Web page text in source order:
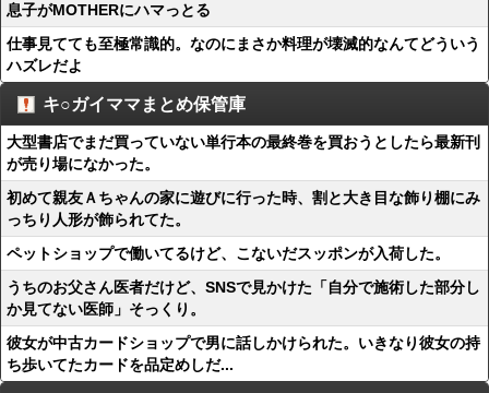
息子がMOTHERにハマっとる
仕事見てても至極常識的。なのにまさか料理が壊滅的なんてどういう
ハズレだよ
キ○ガイママまとめ保管庫
大型書店でまだ買っていない単行本の最終巻を買おうとしたら最新刊
が売り場になかった。
初めて親友Ａちゃんの家に遊びに行った時、割と大き目な飾り棚にみ
っちり人形が飾られてた。
ペットショップで働いてるけど、こないだスッポンが入荷した。
うちのお父さん医者だけど、SNSで見かけた「自分で施術した部分し
か見てない医師」そっくり。
彼女が中古カードショップで男に話しかけられた。いきなり彼女の持
ち歩いてたカードを品定めしだ...